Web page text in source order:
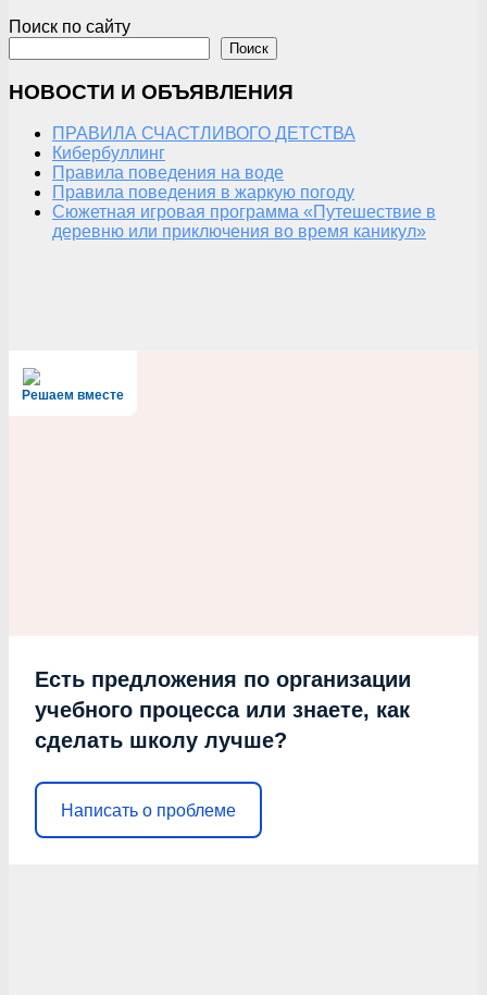
Поиск по сайту
Поиск
НОВОСТИ И ОБЪЯВЛЕНИЯ
ПРАВИЛА СЧАСТЛИВОГО ДЕТСТВА
Кибербуллинг
Правила поведения на воде
Правила поведения в жаркую погоду
Сюжетная игровая программа «Путешествие в
деревню или приключения во время каникул»
Решаем вместе
Есть предложения по организации
учебного процесса или знаете, как
сделать школу лучше?
Написать о проблеме